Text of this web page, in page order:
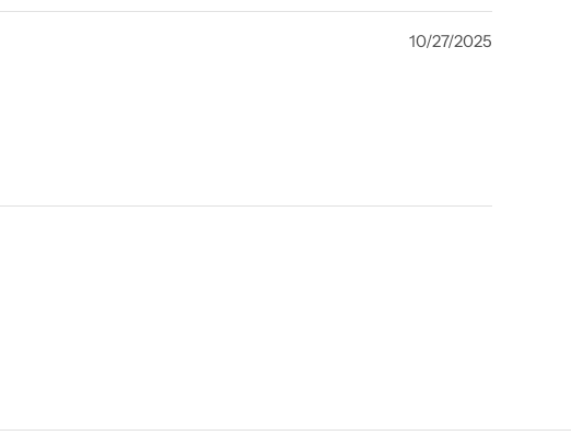
10/27/2025